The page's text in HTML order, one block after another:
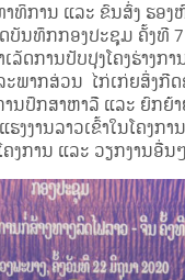
ການ ແລະ ຂົນສົ່ງ ຮອງ
ບັນທຶກກອງປະຊຸມ ຄັ້ງທີ
ດການປັບປຸງໂຄງຮ່າງກ
ພາກສ່ວນ ໄກ່ເກ່ຍສິ່ງກີ
ນປຶກສາຫາລື ແລະ ຍົກ
ງານລາວເຂົ້າໃນໂຄງກ
ງການ ແລະ ວຽກງານອື່ນ